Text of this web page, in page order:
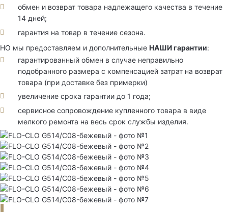
обмен и возврат товара надлежащего качества в течение
14 дней;
гарантия на товар в течение сезона.
НО мы предоставляем и дополнительные НАШИ гарантии:
гарантированный обмен в случае неправильно
подобранного размера с компенсацией затрат на возврат
товара (при доставке без примерки)
увеличение срока гарантии до 1 года;
сервисное сопровождение купленного товара в виде
мелкого ремонта на весь срок службы изделия.